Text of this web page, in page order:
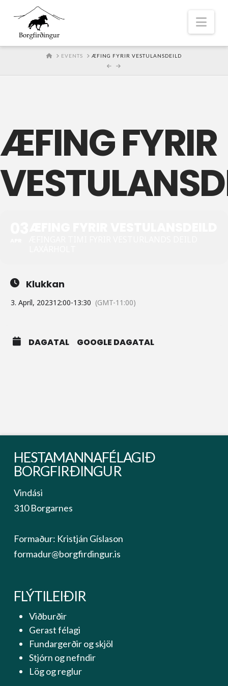
HOMEEVENTS ÆFING FYRIR VESTULANSDEILD
ÆFING FYRIR
Klukkan
3. Apríl, 202312:00-13:30 (GMT-11:00)
DAGATAL GOOGLE DAGATAL
HESTAMANNAFÉLAGIÐ
BORGFIRÐINGUR
Vindási
310 Borgarnes
Formaður: Kristján Gíslason
formadur@borgfirdingur.is
FLÝTILEIÐIR
Viðburðir
Gerast félagi
Fundargerðir og skjöl
Stjórn og nefndir
Lög og reglur